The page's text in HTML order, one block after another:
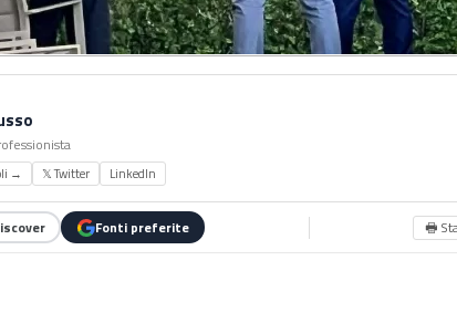
→ 𝕏 Twitter LinkedIn
Fonti preferite 🖶